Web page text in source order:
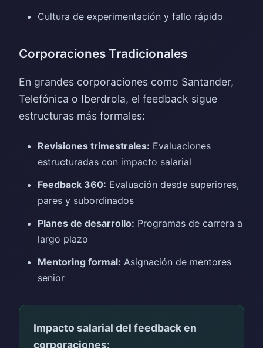
Cultura de experimentación y fallo rápido
Corporaciones Tradicionales
En grandes corporaciones como Santander,
Telefónica o Iberdrola, el feedback sigue
estructuras más formales:
Revisiones trimestrales: Evaluaciones
estructuradas con impacto salarial
Feedback 360: Evaluación desde superiores,
pares y subordinados
Planes de desarrollo: Programas de carrera a
largo plazo
Mentoring formal: Asignación de mentores
senior
Impacto salarial del feedback en
corporaciones: